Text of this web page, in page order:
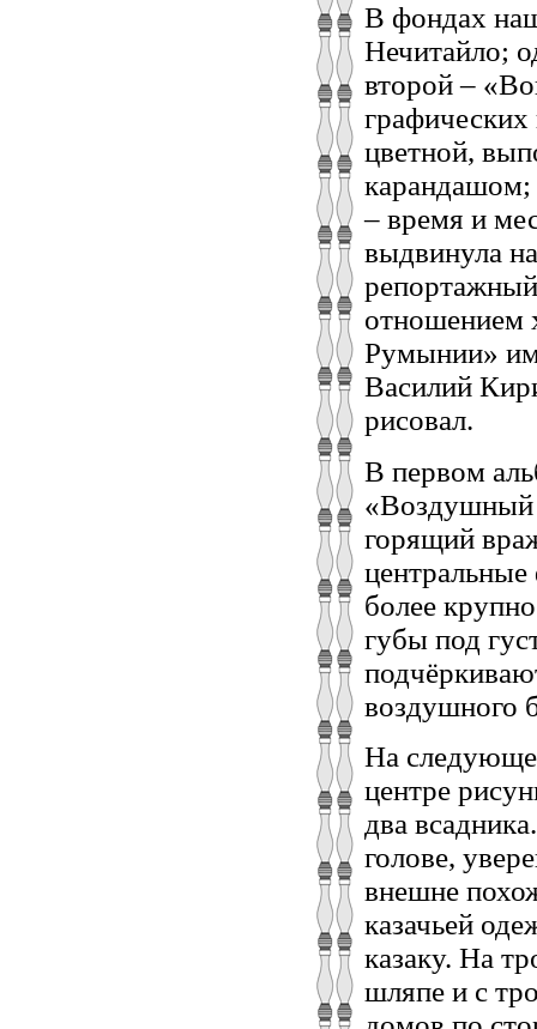
В фондах
Нечитайло;
второй –
цветной,
карандашом;
– время и
выдвинула
отношением
Румынии»
Василий
рисовал.
В первом
«Воздушный
горящий
центральные
более
губы под
воздушного
На
центре
два
голове,
внешне
казачьей
казаку. На
шляпе и с